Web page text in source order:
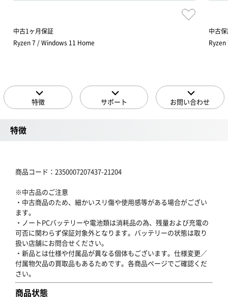
中古1ヶ月保証
Ryzen 7 / Windows 11 Home
中古
特徴 サポート お問い合わせ
特徴
商品コード：2350007207437-21204
※中古品のご注意
・中古商品のため、細かいスリ傷や使用感等がある場合がござい
ます。
・ノートPCバッテリーや電池類は消耗品の為、残量および充電の
可否に関わらず保証対象外となります。バッテリーの状態は取り
扱い店舗にお問合せください。
・新品とは仕様や付属品が異なる個体もございます。仕様変更／
付属物欠品の買取品もあるためです。各商品ページでご確認くだ
さい。
商品状態